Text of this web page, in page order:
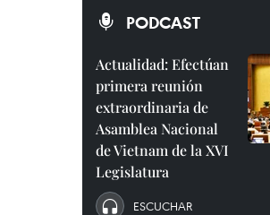
PODCAST
Actualidad: Efectúan
primera reunión
extraordinaria de
Asamblea Nacional
de Vietnam de la XVI
Legislatura
ESCUCHAR